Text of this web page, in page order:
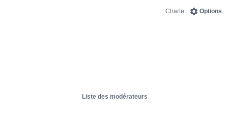
Options
Charte
Liste des modérateurs